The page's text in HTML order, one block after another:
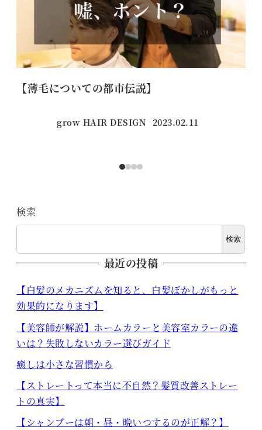
【薄毛についての都市伝説】
grow HAIR DESIGN 投稿日
2023.02.11
検索
検索
最近の投稿
【白髪のメカニズムを知ると、白髪ぼかしがもっと
効果的になります】
【美容師が解説】ホームカラーと美容室カラーの違
いは？失敗しないカラー選びガイド
癒しは小さな習慣から
【ストレートって本当に不自然？髪質改善ストレー
トの真実】
【シャンプーは朝・昼・晩いつするのが正解？】